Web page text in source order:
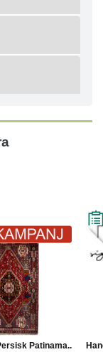
Patinama...